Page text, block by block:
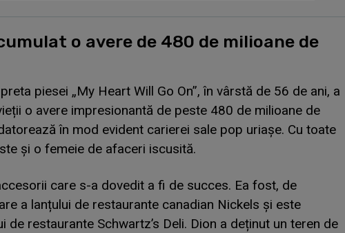
o avere de 480 de milioane de
piesei „My Heart Will Go On”, în vârstă de 56 de ani, a
o avere impresionantă de peste 480 de milioane de
în mod evident carierei sale pop uriașe. Cu toate
și o femeie de afaceri iscusită.
care s-a dovedit a fi de succes. Ea fost, de
a lanțului de restaurante canadian Nickels și este
de restaurante Schwartz’s Deli. Dion a deținut un teren de